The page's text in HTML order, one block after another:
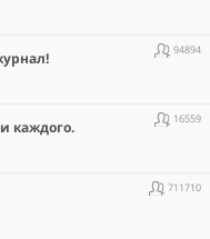
94894
каждого.
16559
711710